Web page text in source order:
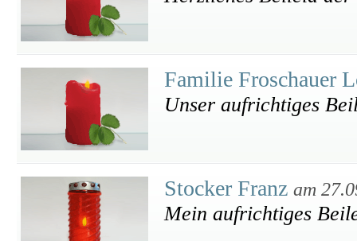
Familie Froschauer
Unser aufrichtiges
Stocker Franz am
Mein aufrichtiges